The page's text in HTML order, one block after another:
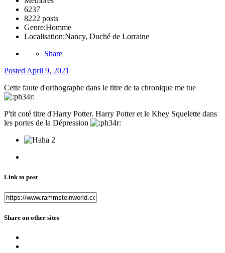
6237
8222 posts
Genre:Homme
Localisation:Nancy, Duché de Lorraine
Share
PostedApril 9, 2021
Cette faute d'orthographe dans le titre de ta chronique me tue
P'tit coté titre d'Harry Potter. Harry Potter et le Khey Squelette dans
les portes de la Dépression
2
Link to post
Share on other sites